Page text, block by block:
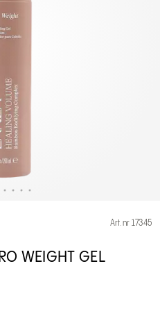
Art.nr 17345
WEIGHT GEL